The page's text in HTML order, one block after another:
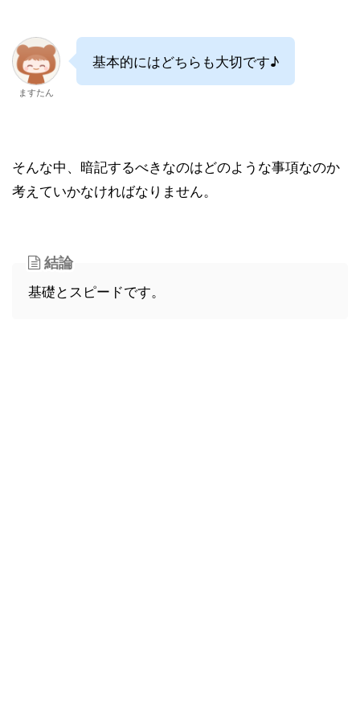
ますたん
基本的にはどちらも大切です♪
そんな中、暗記するべきなのはどのような事項なのか
考えていかなければなりません。
結論
基礎とスピードです。